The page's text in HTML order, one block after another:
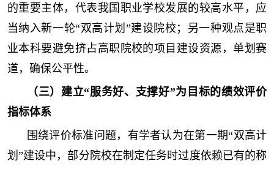
的重要主体，代表我国职业学校发展的较高水平，应
当纳入新一轮“双高计划”建设院校；另一种观点是职
业本科要避免挤占高职院校的项目建设资源，单划赛
道，确保公平性。
（三）建立“服务好、支撑好”为目标的绩效评价
指标体系
围绕评价标准问题，有学者认为在第一期“双高计
划”建设中，部分院校在制定任务时过度依赖已有的称